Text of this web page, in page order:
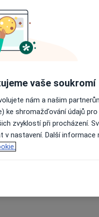
naší specializované
zdravotnického zařízení.
a traumatologie
2010 s krédem
služeb. Rádi
jako pacienty
vysokou kvalitu našich
vybavené
moderní postupy léčby.
nabídnout možnost
200Kč..
vaše soukromí
nám a našim
ke shromažďování údajů
zvyklostí při procházení.
v nastavení. Další informace